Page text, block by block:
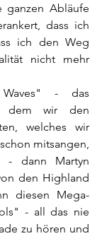
ganzen Abläufe
dass ich
ich den Weg
nicht mehr
- das
dem wir den
welches wir
mitsangen,
- dann Martyn
den Highland
diesen Mega-
- all das nie
zu hören und